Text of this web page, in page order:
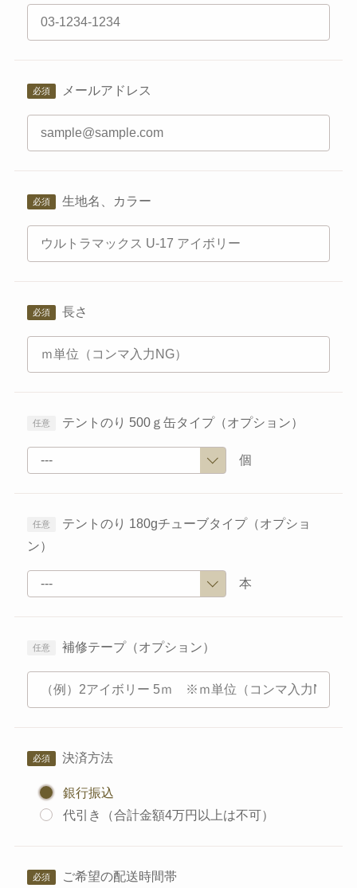
メールアドレス
生地名、カラー
長さ
テントのり 500ｇ缶タイプ（オプション）
個
テントのり 180gチューブタイプ（オプショ
ン）
本
補修テープ（オプション）
決済方法
銀行振込
代引き（合計金額4万円以上は不可）
ご希望の配送時間帯